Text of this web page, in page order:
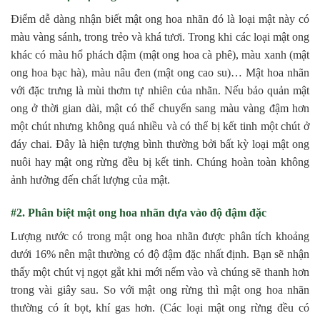
Điểm dễ dàng nhận biết mật ong hoa nhãn đó là loại mật này có
màu vàng sánh, trong trẻo và khá tươi. Trong khi các loại mật ong
khác có màu hổ phách đậm (mật ong hoa cà phê), màu xanh (mật
ong hoa bạc hà), màu nâu đen (mật ong cao su)… Mật hoa nhãn
với đặc trưng là mùi thơm tự nhiên của nhãn. Nếu bảo quản mật
ong ở thời gian dài, mật có thể chuyển sang màu vàng đậm hơn
một chút nhưng không quá nhiều và có thể bị kết tinh một chút ở
đáy chai. Đây là hiện tượng bình thường bởi bất kỳ loại mật ong
nuôi hay mật ong rừng đều bị kết tinh. Chúng hoàn toàn không
ảnh hưởng đến chất lượng của mật.
#2. Phân biệt mật ong hoa nhãn dựa vào độ đậm đặc
Lượng nước có trong mật ong hoa nhãn được phân tích khoảng
dưới 16% nên mật thường có độ đậm đặc nhất định. Bạn sẽ nhận
thấy một chút vị ngọt gắt khi mới nếm vào và chúng sẽ thanh hơn
trong vài giây sau. So với mật ong rừng thì mật ong hoa nhãn
thường có ít bọt, khí gas hơn. (Các loại mật ong rừng đều có